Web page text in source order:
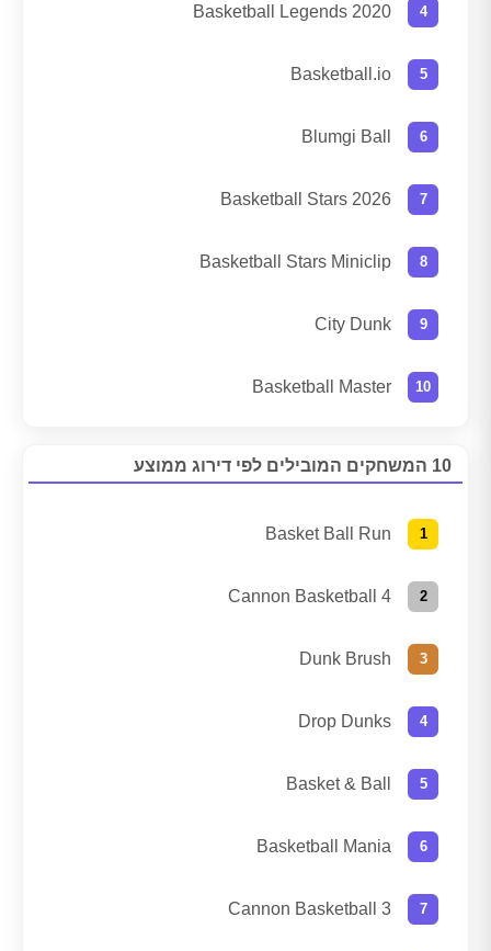
Basketball Legends 2020
Basketball.io
Blumgi Ball
Basketball Stars 2026
Basketball Stars Miniclip
City Dunk
Basketball Master
10 המשחקים המובילים לפי דירוג ממוצע
Basket Ball Run
Cannon Basketball 4
Dunk Brush
Drop Dunks
Basket & Ball
Basketball Mania
Cannon Basketball 3